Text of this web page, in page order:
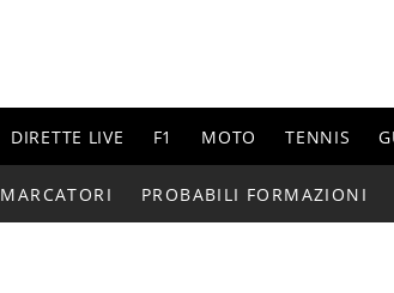
DIRETTE LIVE F1 MOTO TENNIS
MARCATORI PROBABILI FORMAZIONI